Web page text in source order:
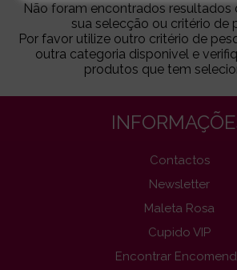
Não foram encontrados resultados
sua selecção ou critério de
Por favor utilize outro critério de
outra categoria disponivel e
produtos que tem
Contactos
Newsletter
Maleta Rosa
Cupido VIP
Encontrar